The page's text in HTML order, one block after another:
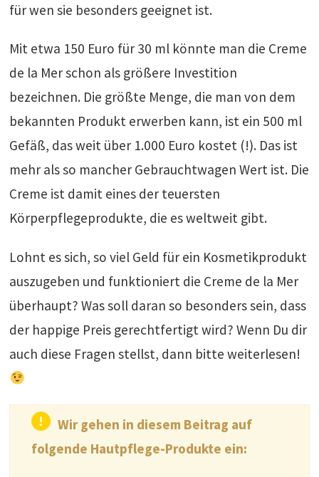
für wen sie besonders geeignet ist.
Mit etwa 150 Euro für 30 ml könnte man die Creme
de la Mer schon als größere Investition
bezeichnen. Die größte Menge, die man von dem
bekannten Produkt erwerben kann, ist ein 500 ml
Gefäß, das weit über 1.000 Euro kostet (!). Das ist
mehr als so mancher Gebrauchtwagen Wert ist. Die
Creme ist damit eines der teuersten
Körperpflegeprodukte, die es weltweit gibt.
Lohnt es sich, so viel Geld für ein Kosmetikprodukt
auszugeben und funktioniert die Creme de la Mer
überhaupt? Was soll daran so besonders sein, dass
der happige Preis gerechtfertigt wird? Wenn Du dir
auch diese Fragen stellst, dann bitte weiterlesen!
Wir gehen in diesem Beitrag auf
folgende Hautpflege-Produkte ein: